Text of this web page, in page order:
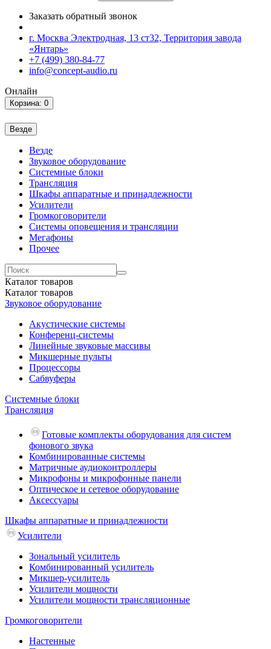
Заказать обратный звонок
г. Москва Электродная, 13 ст32, Территория завода
«Янтарь»
+7 (499) 380-84-77
info@concept-audio.ru
Онлайн
Корзина: 0
Везде
Везде
Звуковое оборудование
Системные блоки
Трансляция
Шкафы аппаратные и принадлежности
Усилители
Громкоговорители
Системы оповещения и трансляции
Мегафоны
Прочее
Каталог товаров
Каталог товаров
Звуковое оборудование
Акустические системы
Конференц-системы
Линейные звуковые массивы
Микшерные пульты
Процессоры
Сабвуферы
Системные блоки
Трансляция
Готовые комплекты оборудования для систем
фонового звука
Комбинированные системы
Матричные аудиоконтроллеры
Микрофоны и микрофонные панели
Оптическое и сетевое оборудование
Аксессуары
Шкафы аппаратные и принадлежности
Усилители
Зональный усилитель
Комбинированный усилитель
Микшер-усилитель
Усилители мощности
Усилители мощности трансляционные
Громкоговорители
Настенные